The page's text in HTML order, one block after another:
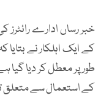
خبر رساں ادارے
کے ایک اہلکار نے
طور پر معطل کر دیا گیا
کے استعمال سے متعلق